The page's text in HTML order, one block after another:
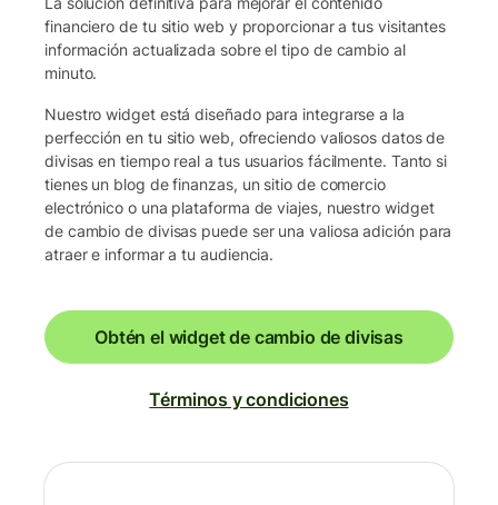
financiero de tu sitio web y proporcionar a tus visitantes
información actualizada sobre el tipo de cambio al
minuto.
Nuestro widget está diseñado para integrarse a la
perfección en tu sitio web, ofreciendo valiosos datos de
divisas en tiempo real a tus usuarios fácilmente. Tanto si
tienes un blog de finanzas, un sitio de comercio
electrónico o una plataforma de viajes, nuestro widget
de cambio de divisas puede ser una valiosa adición para
atraer e informar a tu audiencia.
Obtén el widget de cambio de divisas
Términos y condiciones